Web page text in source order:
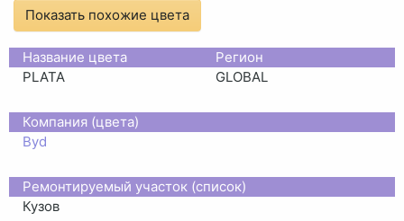
Показать похожие цвета
Название цвета
Регион
PLATA
GLOBAL
Компания (цвета)
Byd
Ремонтируемый участок (список)
Кузов